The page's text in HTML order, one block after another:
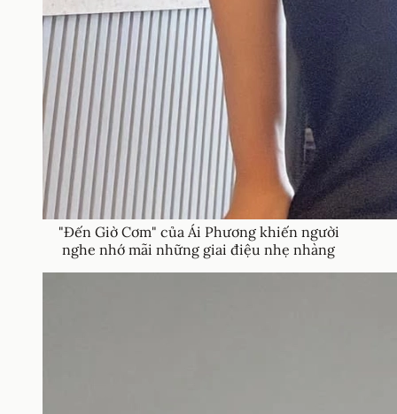
"Đến Giờ Cơm" của Ái Phương khiến người
nghe nhớ mãi những giai điệu nhẹ nhàng